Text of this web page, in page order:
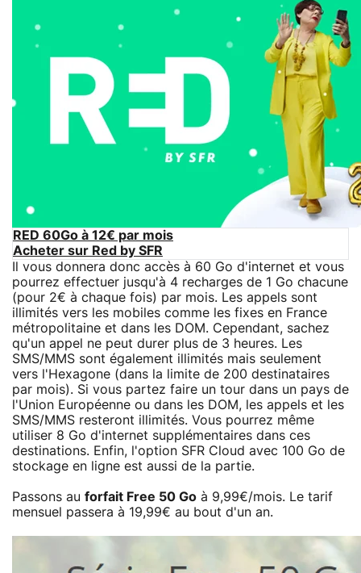
RED 60Go à 12€ par mois
Acheter sur Red by SFR
Il vous donnera donc accès à 60 Go d'internet et vous
pourrez effectuer jusqu'à 4 recharges de 1 Go chacune
(pour 2€ à chaque fois) par mois. Les appels sont
illimités vers les mobiles comme les fixes en France
métropolitaine et dans les DOM. Cependant, sachez
qu'un appel ne peut durer plus de 3 heures. Les
SMS/MMS sont également illimités mais seulement
vers l'Hexagone (dans la limite de 200 destinataires
par mois). Si vous partez faire un tour dans un pays de
l'Union Européenne ou dans les DOM, les appels et les
SMS/MMS resteront illimités. Vous pourrez même
utiliser 8 Go d'internet supplémentaires dans ces
destinations. Enfin, l'option SFR Cloud avec 100 Go de
stockage en ligne est aussi de la partie.
Passons au forfait Free 50 Go à 9,99€/mois. Le tarif
mensuel passera à 19,99€ au bout d'un an.